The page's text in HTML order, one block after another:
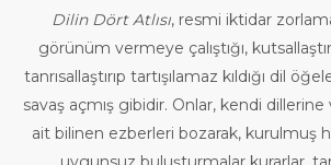
Dilin Dört Atlısı, resmi iktidar
görünüm vermeye çalıştığı,
tanrısallaştırıp tartışılamaz kıldığı dil
savaş açmış gibidir. Onlar, kendi dillerine
ait bilinen ezberleri bozarak, kurulmuş